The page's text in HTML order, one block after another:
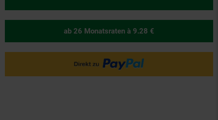
ab 26 Monatsraten à 9.28 €